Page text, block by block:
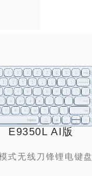
E9350L AI版
式无线刀锋锂电键盘